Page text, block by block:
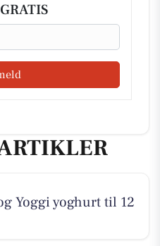
Yoggi yoghurt til 12